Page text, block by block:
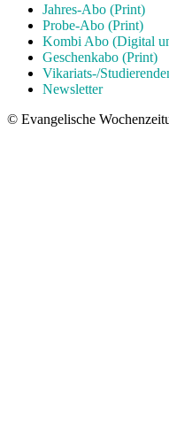
Jahres-Abo (Print)
Probe-Abo (Print)
Kombi Abo (Digital
Geschenkabo (Print)
Vikariats-/
Newsletter
© Evangelische